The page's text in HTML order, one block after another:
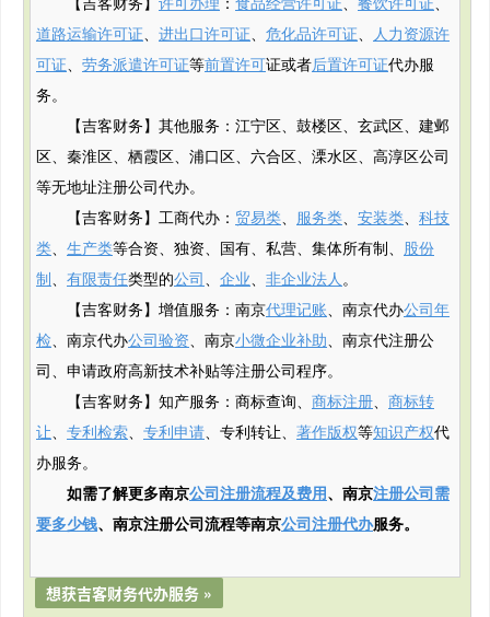
【吉客财务】 许可办理 ： 食品经营许可证、 餐饮许可证、
道路运输许可证、 进出口许可证、 危化品许可证、
人力资源许
可证、 劳务派遣许可证等前置许可证或者后置许可证代办服
务。
【吉客财务】其他服务：江宁区、鼓楼区、玄武区、建邺
区、秦淮区、栖霞区、浦口区、六合区、溧水区、高淳区公司
等无地址注册公司代办。
【吉客财务】工商代办： 贸易类、 服务类、 安装类、 科技
类、 生产类等合资、独资、国有、私营、集体所有制、 股份
制 、 有限责任类型的公司 、 企业、 非企业法人。
【吉客财务】增值服务：南京代理记账、南京代办公司年
检、南京代办公司验资、南京小微企业补助、南京代注册公
司、申请政府高新技术补贴等注册公司程序。
【吉客财务】知产服务：商标查询、 商标注册、 商标转
让、 专利检索、 专利申请、专利转让、 著作版权等知识产权代
办服务。
如需了解更多南京公司注册流程及费用、南京注册公司需
要多少钱、南京注册公司流程等南京公司注册代办服务。
想获吉客财务代办服务 »